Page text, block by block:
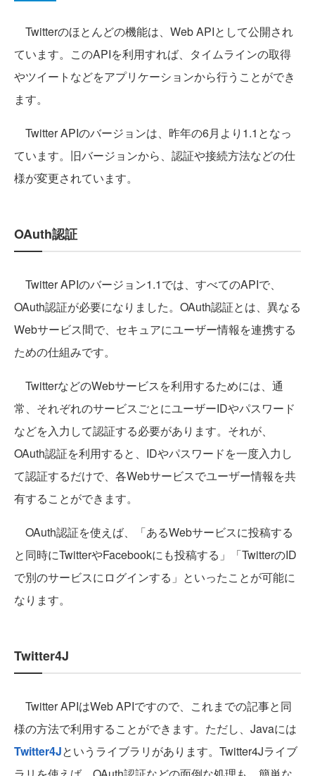
Twitterのほとんどの機能は、Web APIとして公開され
ています。このAPIを利用すれば、タイムラインの取得
やツイートなどをアプリケーションから行うことができ
ます。
Twitter APIのバージョンは、昨年の6月より1.1となっ
ています。旧バージョンから、認証や接続方法などの仕
様が変更されています。
OAuth認証
Twitter APIのバージョン1.1では、すべてのAPIで、
OAuth認証が必要になりました。OAuth認証とは、異なる
Webサービス間で、セキュアにユーザー情報を連携する
ための仕組みです。
TwitterなどのWebサービスを利用するためには、通
常、それぞれのサービスごとにユーザーIDやパスワード
などを入力して認証する必要があります。それが、
OAuth認証を利用すると、IDやパスワードを一度入力し
て認証するだけで、各Webサービスでユーザー情報を共
有することができます。
OAuth認証を使えば、「あるWebサービスに投稿する
と同時にTwitterやFacebookにも投稿する」「TwitterのID
で別のサービスにログインする」といったことが可能に
なります。
Twitter4J
Twitter APIはWeb APIですので、これまでの記事と同
様の方法で利用することができます。ただし、Javaには
Twitter4Jというライブラリがあります。Twitter4Jライブ